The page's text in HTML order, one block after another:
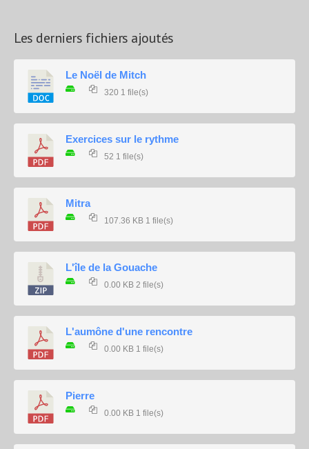
Les derniers fichiers ajoutés
Le Noël de Mitch
320 1 file(s)
Exercices sur le rythme
52 1 file(s)
Mitra
107.36 KB 1 file(s)
L'île de la Gouache
0.00 KB 2 file(s)
L'aumône d'une rencontre
0.00 KB 1 file(s)
Pierre
0.00 KB 1 file(s)